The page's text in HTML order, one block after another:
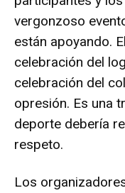
vergonzoso
están apoyando. El
celebración del
celebración del
opresión. Es una
deporte debería
respeto.
Los